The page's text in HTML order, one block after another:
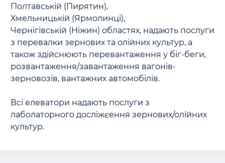
Полтавській (Пирятин),
Хмельницькій (Ярмолинці),
Чернігівській (Ніжин) областях, надають послуги
з перевалки зернових та олійних культур, а
також здійснюють перевантаження у біг-беги,
розвантаження/завантаження вагонів-
зерновозів, вантажних автомобілів.
Всі елеватори надають послуги з
лаболаторного досліжєення зернових/олійних
культур.